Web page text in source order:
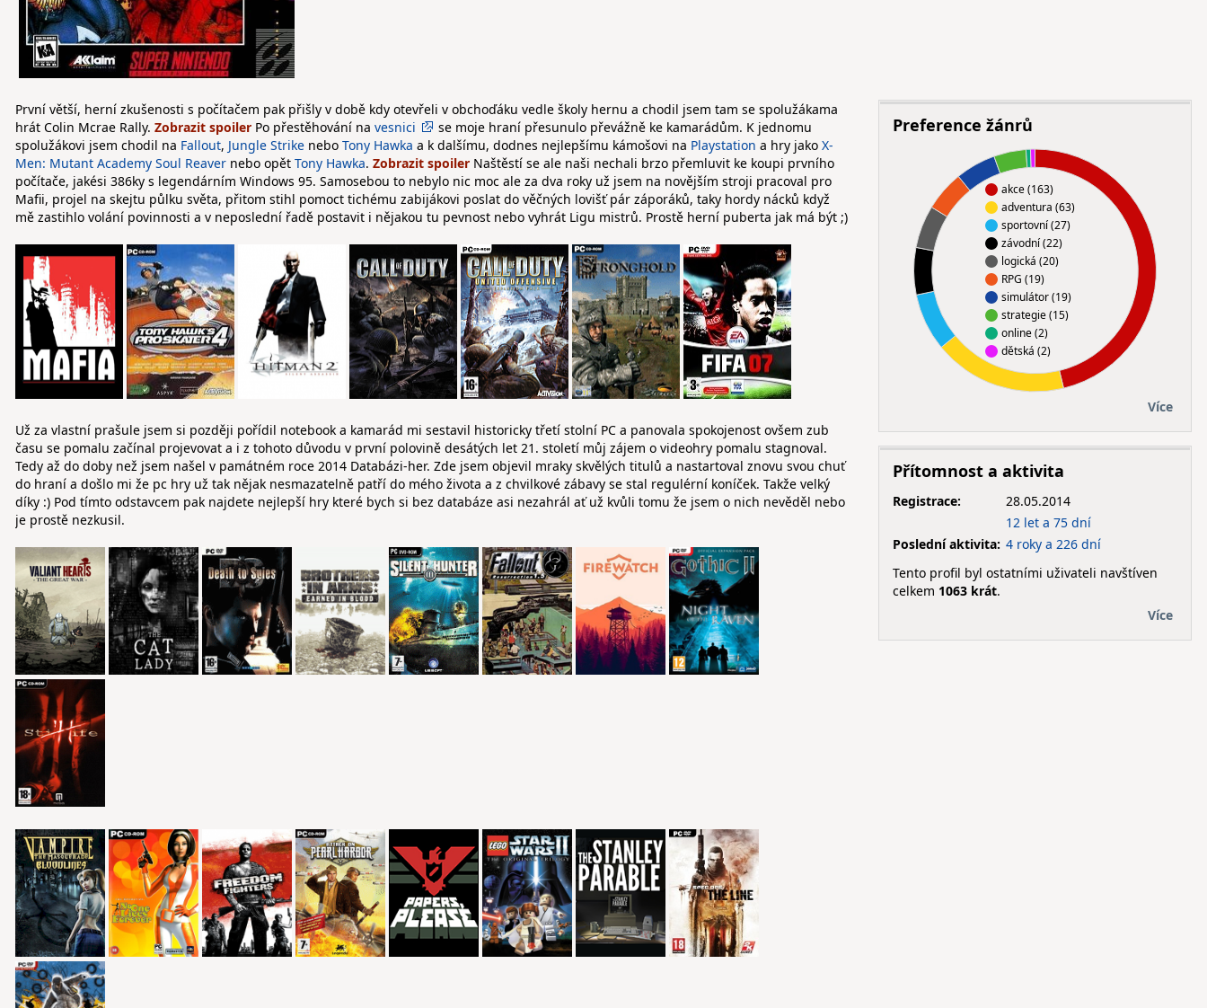
První větší, herní zkušenosti s počítačem pak přišly v době kdy otevřeli v obchoďáku vedle školy hernu a chodil jsem tam se spolužákama
hrát Colin Mcrae Rally.
Po přestěhování na vesnici
se moje hraní přesunulo převážně ke kamarádům. K jednomu
spolužákovi jsem chodil na Fallout, Jungle Strike nebo Tony Hawka a k dalšímu, dodnes nejlepšímu kámošovi na Playstation a hry jako X-
Men: Mutant Academy Soul Reaver nebo opět Tony Hawka.
Naštěstí se ale naši nechali brzo přemluvit ke koupi prvního
počítače, jakési 386ky s legendárním Windows 95. Samosebou to nebylo nic moc ale za dva roky už jsem na novějším stroji pracoval pro
Mafii, projel na skejtu půlku světa, přitom stihl pomoct tichému zabijákovi poslat do věčných lovišť pár záporáků, taky hordy nácků když
mě zastihlo volání povinnosti a v neposlední řadě postavit i nějakou tu pevnost nebo vyhrát Ligu mistrů. Prostě herní puberta jak má být ;)
Už za vlastní prašule jsem si později pořídil notebook a kamarád mi sestavil historicky třetí stolní PC a panovala spokojenost ovšem zub
času se pomalu začínal projevovat a i z tohoto důvodu v první polovině desátých let 21. století můj zájem o videohry pomalu stagnoval.
Tedy až do doby než jsem našel v památném roce 2014 Databázi-her. Zde jsem objevil mraky skvělých titulů a nastartoval znovu svou chuť
do hraní a došlo mi že pc hry už tak nějak nesmazatelně patří do mého života a z chvilkové zábavy se stal regulérní koníček. Takže velký
díky :) Pod tímto odstavcem pak najdete nejlepší hry které bych si bez databáze asi nezahrál ať už kvůli tomu že jsem o nich nevěděl nebo
je prostě nezkusil.
Preference žánrů
akce (163)
adventura (63)
sportovní (27)
závodní (22)
logická (20)
RPG (19)
simulátor (19)
strategie (15)
online (2)
dětská (2)
Více
Přítomnost a aktivita
Registrace:
28.05.2014
12 let a 75 dní
Poslední aktivita: 4 roky a 226 dní
Tento profil byl ostatními uživateli navštíven
celkem 1063 krát.
Více